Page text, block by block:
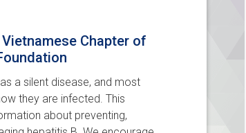
Chapter of
a silent disease, and most
they are infected. This
about preventing,